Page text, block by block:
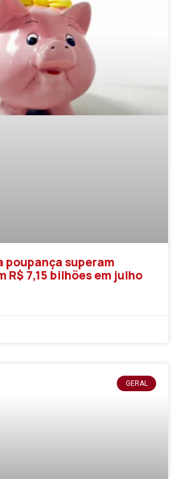
poupança superam
R$ 7,15 bilhões em julho
GERAL